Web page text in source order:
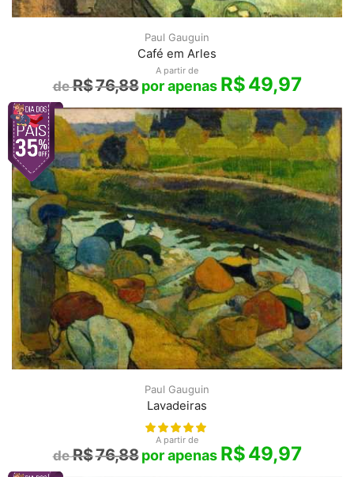
Paul Gauguin
Café em Arles
A partir de
R$76,88 R$49,97
Paul Gauguin
Lavadeiras
A partir de
R$76,88 R$49,97